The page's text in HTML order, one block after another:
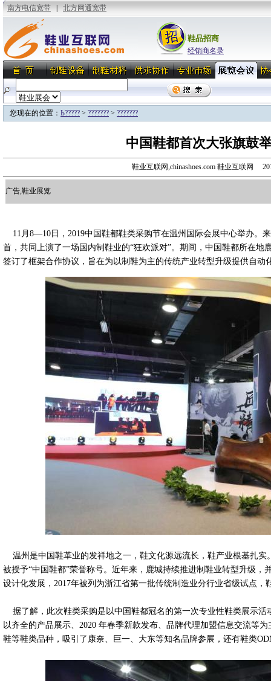
鞋品招商
经销商名录
您现在的位置： Ь????? > ??????? > ???????
中国鞋都首次大张旗鼓
鞋业互联网,chinashoes.com 鞋业互联网
广告,鞋业展览
11月8—10日，2019中国鞋都鞋类采购节在温州国际会展中心举办。
首，共同上演了一场国内制鞋业的“狂欢派对”。期间，中国鞋都所在
签订了框架合作协议，旨在为以制鞋为主的传统产业转型升级提供自动
温州是中国鞋革业的发祥地之一，鞋文化源远流长，鞋产业根基扎实
被授予“中国鞋都”荣誉称号。近年来，鹿城持续推进制鞋业转型升级
设计化发展，2017年被列为浙江省第一批传统制造业分行业省级试点
据了解，此次鞋类采购是以中国鞋都冠名的第一次专业性鞋类展示活
以齐全的产品展示、2020 年春季新款发布、品牌代理加盟信息交流等
鞋等鞋类品种，吸引了康奈、巨一、大东等知名品牌参展，还有鞋类